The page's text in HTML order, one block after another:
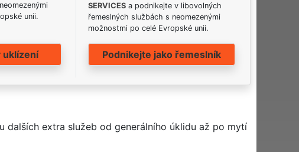
unii.
uklízení
SERVICES a podnikejte v libovolných
řemeslných službách s neomezenými
možnostmi po celé Evropské unii.
Podnikejte jako řemeslník
dalších extra služeb od generálního úklidu až po mytí